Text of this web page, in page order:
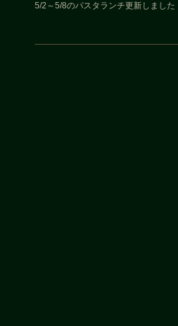
5/2～5/8のパスタランチ更新しました